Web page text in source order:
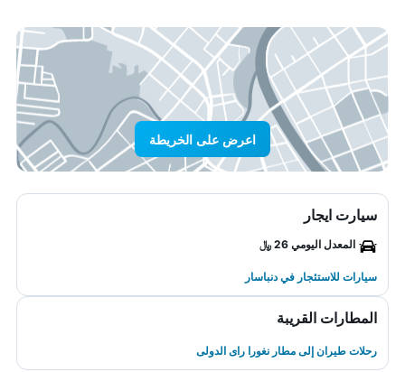
اعرض على الخريطة
سيارت ايجار
المعدل اليومي 26 ﷼
سيارات للاستئجار في دنباسار
المطارات القريبة
رحلات طيران إلى مطار نغورا راى الدولى